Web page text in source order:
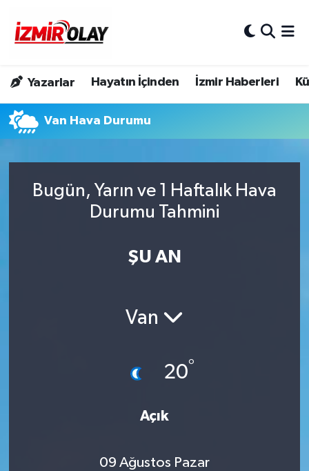
Yazarlar Hayatın İçinden İzmir Haberleri
Van Hava Durumu
Bugün, Yarın ve 1 Haftalık Hava
Durumu Tahmini
ŞU AN
Van
20°
Açık
09 Ağustos Pazar
Konak Trafik Yoğunluk Haritası
Süper Lig Puan Durumu ve Fikstür
Son Dakika Haberleri